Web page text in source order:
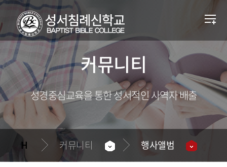
커뮤니티
성경중심교육을 통한 성서적인 사역자 배출
커뮤니티 행사앨범